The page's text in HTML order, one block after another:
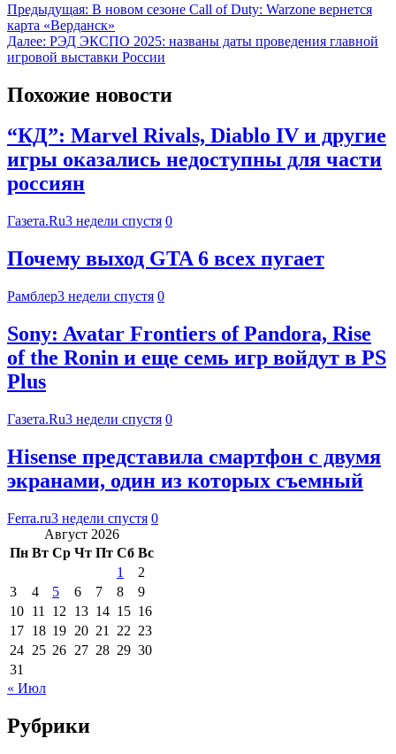
Предыдущая: В новом сезоне Call of Duty: Warzone вернется
карта «Верданск»
Далее: РЭД ЭКСПО 2025: названы даты проведения главной
игровой выставки России
Похожие новости
“КД”: Marvel Rivals, Diablo IV и другие
игры оказались недоступны для части
россиян
Газета.Ru3 недели спустя 0
Почему выход GTA 6 всех пугает
Рамблер3 недели спустя 0
Sony: Avatar Frontiers of Pandora, Rise
of the Ronin и еще семь игр войдут в PS
Plus
Газета.Ru3 недели спустя 0
Hisense представила смартфон с двумя
экранами, один из которых съемный
Ferra.ru3 недели спустя 0
Август 2026
Пн Вт Ср Чт Пт Сб Вс
1
2
3
4 5 6 7 8
9
10 11 12 13 14 15 16
17 18 19 20 21 22 23
24 25 26 27 28 29 30
31
« Июл
Рубрики